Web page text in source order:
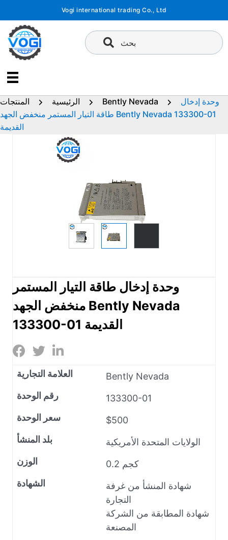
المحتوى
Vogi international trading Co., Ltd
بحث
الرئيسية المنتجات Bently Nevada
وحدة إدخال
طاقة التيار المستمر منخفض الجهد Bently Nevada 133300-01
القديمة
وحدة إدخال طاقة التيار المستمر
منخفض الجهد Bently Nevada
133300-01 القديمة
العلامة التجارية
Bently Nevada
رقم الوحدة
133300-01
سعر الوحدة
$500
بلد المنشأ
الولايات المتحدة الأمريكية
الوزن
0.2 كجم
الشهادة
شهادة المنشأ من غرفة
التجارة
شهادة المطابقة من الشركة
المصنعة